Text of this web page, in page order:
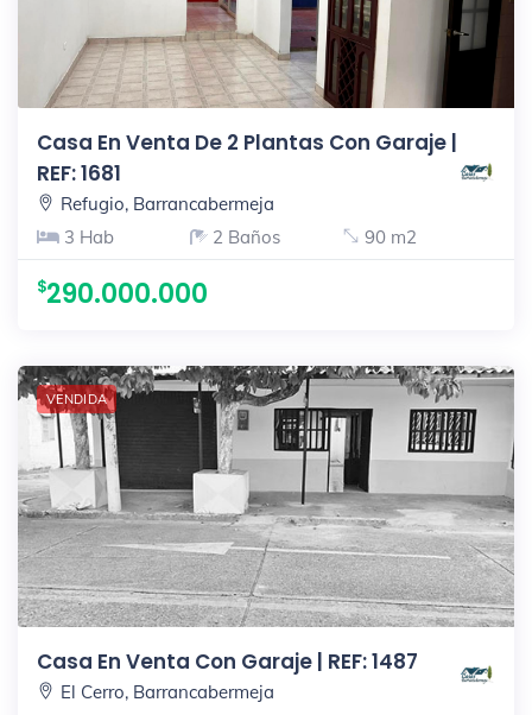
Casa En Venta De 2 Plantas Con Garaje |
REF: 1681
Refugio, Barrancabermeja
3 Hab
2 Baños 90 m2
290.000.000
VENDIDA
Casa En Venta Con Garaje | REF: 1487
El Cerro, Barrancabermeja